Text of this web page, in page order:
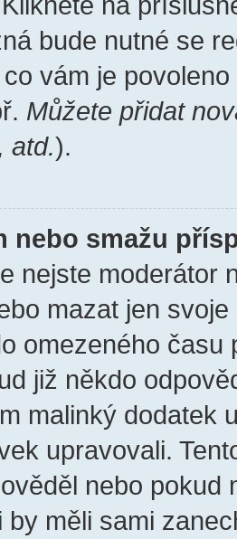
bude nutné se
vám je
Můžete přidat
atd.).
nebo smažu
nejste moderátor
mazat jen
omezeného
již někdo
malinký dodatek
upravovali.
nebo pokud
by měli sami